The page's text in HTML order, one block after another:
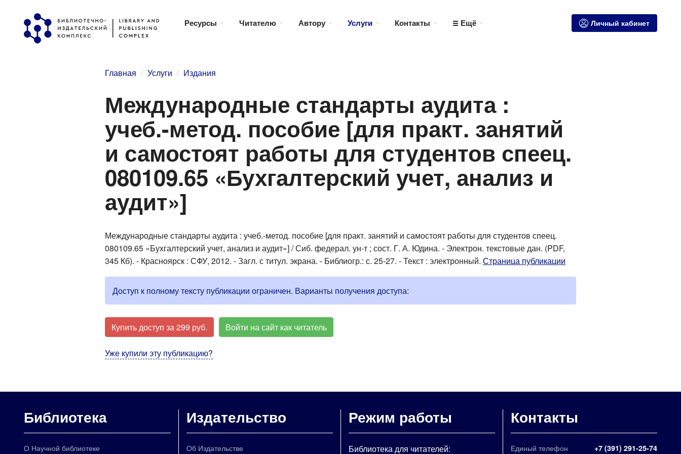
Перейти
основному
Ресурсы Читателю Автору Услуги Контакты Ещё Личный кабинет
Главная Услуги Издания
Международные стандарты аудита :
учеб.-метод. пособие [для практ. занятий
и самостоят работы для студентов спеец.
080109.65 «Бухгалтерский учет, анализ и
аудит»]
Международные стандарты аудита : учеб.-метод. пособие [для практ. занятий и самостоят работы для студентов спеец.
080109.65 «Бухгалтерский учет, анализ и аудит»] / Сиб. федерал. ун-т ; сост. Г. А. Юдина. - Электрон. текстовые дан. (PDF,
345 Кб). - Красноярск : СФУ, 2012. - Загл. с титул. экрана. - Библиогр.: с. 25-27. - Текст : электронный. Страница публикации
Доступ к полному тексту публикации ограничен. Варианты получения доступа:
Купить доступ за 299 руб. Войти на сайт как читатель
Уже купили эту публикацию?
Библиотека
О Научной библиотеке
Издательство
Об Издательстве
Режим работы
Библиотека для читателей:
Контакты
Единый телефон +7 (391) 291-25-74